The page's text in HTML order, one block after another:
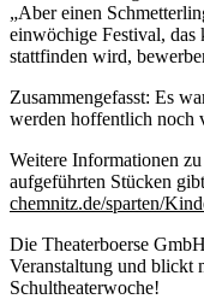
„Aber einen
einwöchige Festival, das
stattfinden wird,
Zusammengefasst: Es
werden hoffentlich noch
Weitere Informationen
aufgeführten Stücken
chemnitz.de/sparten/
Die Theaterboerse
Veranstaltung und blickt
Schultheaterwoche!